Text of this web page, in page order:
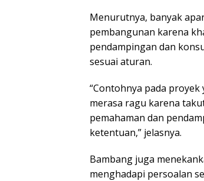
Menurutnya, banyak
pembangunan karena
pendampingan dan
sesuai aturan.
“Contohnya pada
merasa ragu karena
pemahaman dan
ketentuan,” jelasnya.
Bambang juga
menghadapi persoalan